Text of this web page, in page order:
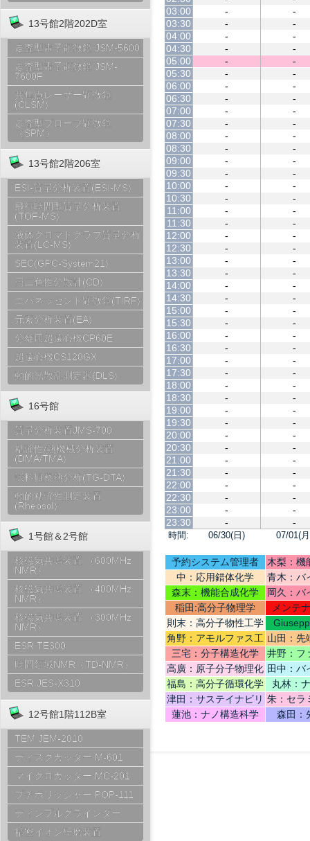
13号館2階202D室
走査型電子顕微鏡 JSM-5600
走査型電子顕微鏡 JSM-
7600F
共焦点レーザー顕微鏡
(CLSM)
走査型プローブ顕微鏡
（SPM）
13号館2階206室
ESI-質量分析装置(ESI-MS)
飛行時間型質量分析装置
(TOF-MS)
液体クロマトグラフ質量分析
装置(LC-MS)
SEC(GPC-System21)
円二色性分散計(CD)
エバネッセント顕微鏡(TIRF)
元素分析装置(EA)
分離用超遠心機CP60E
超遠心機CS120GX
動的光散乱測定器(DLS)
16号館
質量分析装置JMS-700
粘弾性/熱機械分析装置
(DMA/TMA)
試料観察熱分析(TG-DTA)
動的粘弾性測定装置
(Rheosol)
1号館＆2号館
核磁気共鳴装置 （600MHz
NMR）
核磁気共鳴装置 （400MHz
NMR）
核磁気共鳴装置 （300MHz
NMR）
ESR TE300
時間領域NMR（TD-NMR）
ESR JES-X310
12号館1階112B室
TEM JEM-2010
ディスクカッター M-601
マイクロカッター MC-201
プチポリッシャー POP-111
ディンプルグラインダー
精密イオン研磨装置
時間: 06/30(日) 07/01(
03:00
-
-
03:30
-
-
04:00
-
-
04:30
-
-
05:00
-
-
05:30
-
-
06:00
-
-
06:30
-
-
07:00
-
-
07:30
-
-
08:00
-
-
08:30
-
-
09:00
-
-
09:30
-
-
10:00
-
-
10:30
-
-
11:00
-
-
11:30
-
-
12:00
-
-
12:30
-
-
13:00
-
-
13:30
-
-
14:00
-
-
14:30
-
-
15:00
-
-
15:30
-
-
16:00
-
-
16:30
-
-
17:00
-
-
17:30
-
-
18:00
-
-
18:30
-
-
19:00
-
-
19:30
-
-
20:00
-
-
20:30
-
-
21:00
-
-
21:30
-
-
22:00
-
-
22:30
-
-
23:00
-
-
23:30
- -
予約システム管理者
木梨：機
中：応用錯体化学
青木：バ
テリ
森末：機能合成化学
岡久：バ
稲田:高分子物理学
メンテ
則末：高分子物性工学
角野：アモルファス工
学
山田：先
機
三宅：分子構造化学
井野：フ
高廣：原子分子物理化
学
田中：バ
福島：高分子循環化学
丸林：
津田：サステイナビリ
ティデザイン
朱：セラ
蓮池：ナノ構造科学
森田：